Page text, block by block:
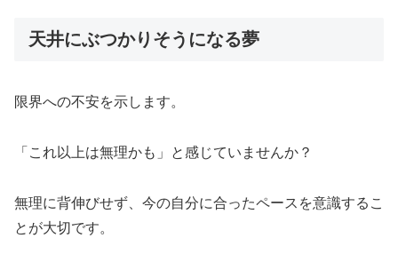
天井にぶつかりそうになる夢
限界への不安を示します。
「これ以上は無理かも」と感じていませんか？
無理に背伸びせず、今の自分に合ったペースを意識するこ
とが大切です。